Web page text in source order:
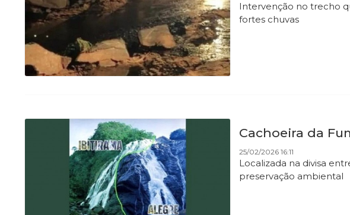
Intervenção no trecho
fortes chuvas
Cachoeira da
25/02/2026 16:11
Localizada na divisa
preservação ambiental